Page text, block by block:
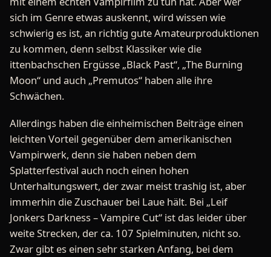
sich im Genre etwas auskennt, wird wissen wie
schwierig es ist, an richtig gute Amateurproduktionen
zu kommen, denn selbst Klassiker wie die
ittenbachschen Ergüsse „Black Past“, „The Burning
Moon“ und auch „Premutos“ haben alle ihre
Schwächen.
Allerdings haben die einheimischen Beiträge einen
leichten Vorteil gegenüber dem amerikanischen
Vampirwerk, denn sie haben neben dem
Splatterfestival auch noch einen hohen
Unterhaltungswert, der zwar meist trashig ist, aber
immerhin die Zuschauer bei Laue hält. Bei „Leif
Jonkers Darkness – Vampire Cut“ ist das leider über
weite Strecken, der ca. 107 Spielminuten, nicht so.
Zwar gibt es einen sehr starken Anfang, bei dem